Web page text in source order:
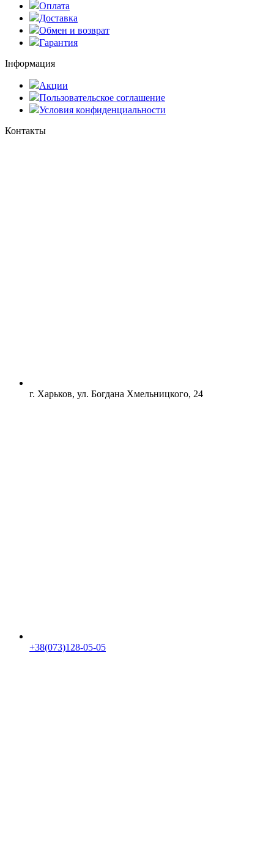
Оплата
Доставка
Обмен и возврат
Гарантия
Інформация
Акции
Пользовательское соглашение
Условия конфиденциальности
Контакты
г. Харьков, ул. Богдана Хмельницкого, 24
+38(073)128-05-05